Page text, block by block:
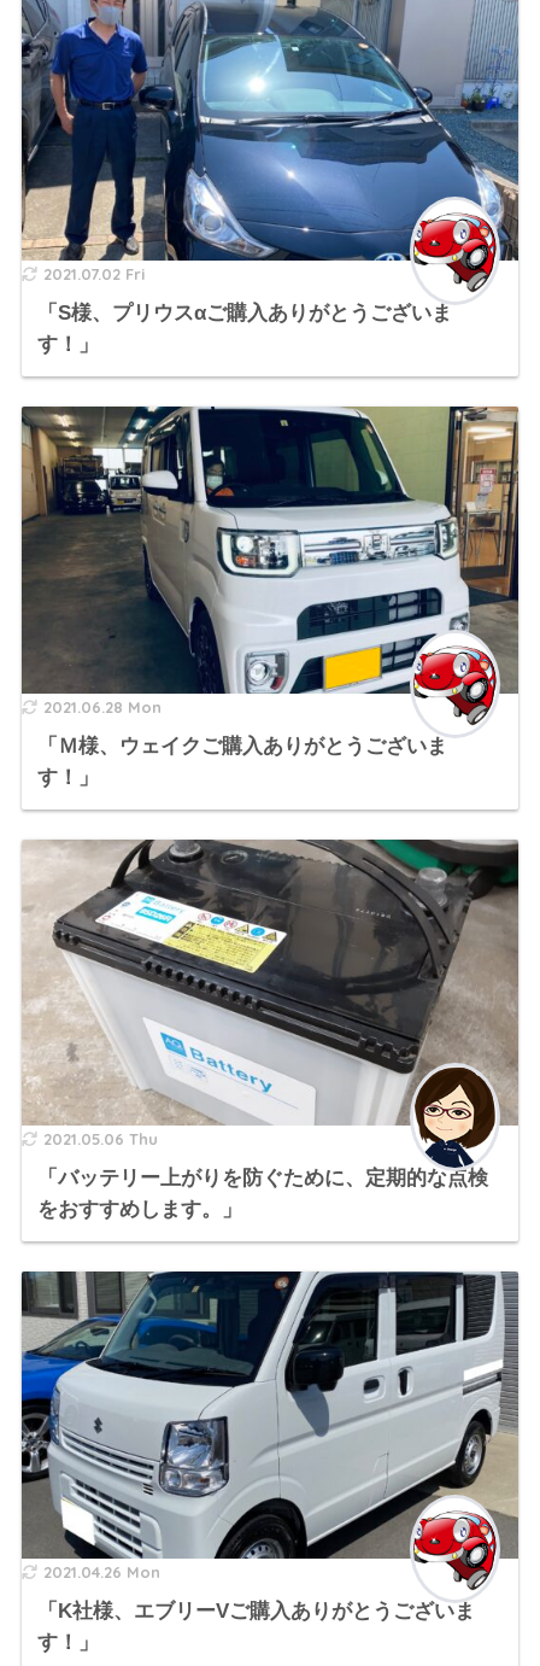
2021.07.02 Fri
「S様、プリウスαご購入ありがとうございま
す！」
2021.06.28 Mon
「Ｍ様、ウェイクご購入ありがとうございま
す！」
2021.05.06 Thu
「バッテリー上がりを防ぐために、定期的な点検
をおすすめします。」
2021.04.26 Mon
「K社様、エブリーVご購入ありがとうございま
す！」